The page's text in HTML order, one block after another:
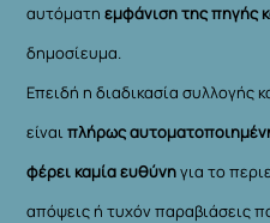
αυτόματηεμφάνιση της πηγής
δημοσίευμα.
Επειδή η διαδικασία συλλογής
είναιπλήρως
φέρει καμία ευθύνηγια το
απόψεις ή τυχόν παραβιάσεις